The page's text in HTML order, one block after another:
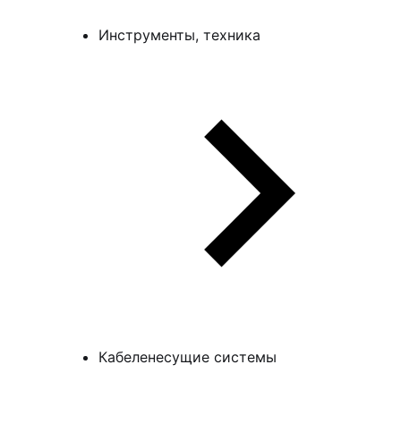
Инструменты, техника
Кабеленесущие системы